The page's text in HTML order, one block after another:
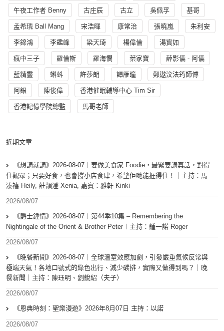
午夜工作者 Benny 古庄辰 古立 吳佩孚 基哥
孟希璘 Ball Mang 宋浩暉 康常治 張曉嵐 朱利安
李錦鴻 李鑑峰 梁天琦 楊偉倫 湯寳如
瘋中三子 羅倫斯 羅海憫 葉家寶 薛影儀 - 阿儀
藍精靈 蝌蚪 許莎朗 譚雁瞳 鄭遨汶法筠師傅
阿銀 陳俊偉 香港催眠輔導中心 Tim Sir
香港記憶學院總監 馬哥老師
近期文章
《想講就講》2026-08-07｜要做美食家 Foodie，最緊要講真話，對得
住觀眾；只要好食，也會撐小店食肆，希望佢哋能捱得住！｜主持：馬
溱禧 Heily, 莊韻澄 Xenia, 嘉賓：雅軒 Kinki
2026/08/07
《爵士鍾情》2026-08-07︱第44季10集 – Remembering the
Nightingale of the Orient & Brother Peter︱主持：鍾一諾 Roger
2026/08/07
《晚餐新聞》2026-08-07｜全球溫室效應加劇，引發嚴重氣候反常與
極端天氣！各地口號式的綠色出行、減少碳排，實際又做得到嗎？｜晚
餐新聞｜主持：陳珏明、劉銳紹（夫子）
2026/08/07
《恩典時刻：聖樂漫遊》2026年8月07日 主持：以諾
2026/08/07